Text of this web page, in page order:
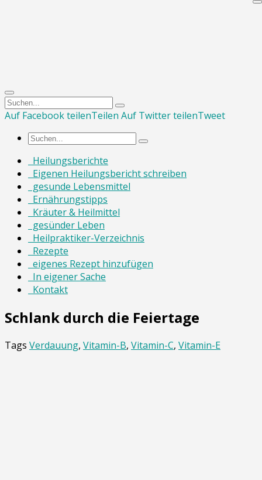
Auf Facebook teilenTeilen Auf Twitter teilenTweet
Heilungsberichte
Eigenen Heilungsbericht schreiben
gesunde Lebensmittel
Ernährungstipps
Kräuter & Heilmittel
gesünder Leben
Heilpraktiker-Verzeichnis
Rezepte
eigenes Rezept hinzufügen
In eigener Sache
Kontakt
Schlank durch die Feiertage
Tags Verdauung, Vitamin-B, Vitamin-C, Vitamin-E